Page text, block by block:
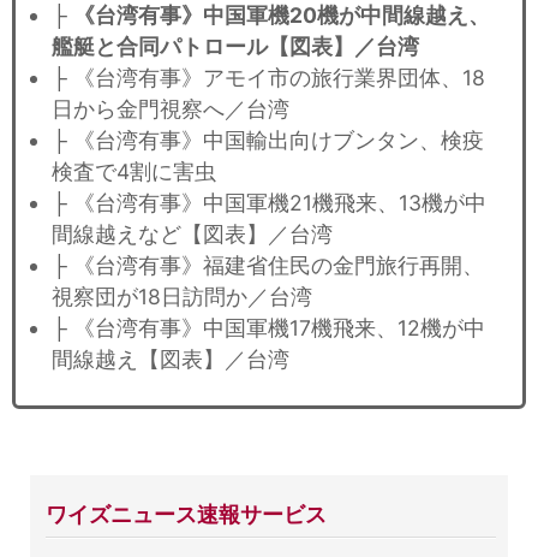
├
《台湾有事》中国軍機20機が中間線越え、
艦艇と合同パトロール【図表】／台湾
├ 《台湾有事》アモイ市の旅行業界団体、18
日から金門視察へ／台湾
├ 《台湾有事》中国輸出向けブンタン、検疫
検査で4割に害虫
├ 《台湾有事》中国軍機21機飛来、13機が中
間線越えなど【図表】／台湾
├ 《台湾有事》福建省住民の金門旅行再開、
視察団が18日訪問か／台湾
├ 《台湾有事》中国軍機17機飛来、12機が中
間線越え【図表】／台湾
ワイズニュース速報サービス